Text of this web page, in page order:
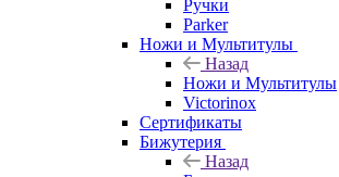
Ручки
Parker
Ножи и Мультитулы
Назад
Ножи и Мультитулы
Victorinox
Сертификаты
Бижутерия
Назад